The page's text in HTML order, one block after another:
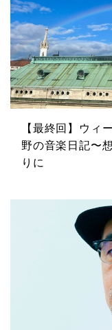
【最終回】ウィ
野の音楽日記〜
りに